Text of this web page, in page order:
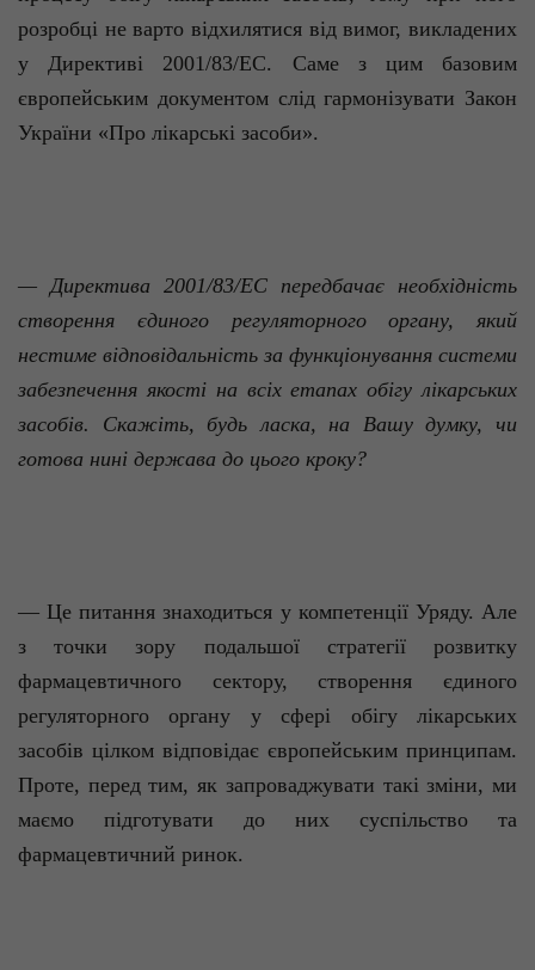
розробці не варто відхилятися від вимог, викладених
у Директиві 2001/83/ЕС. Саме з цим базовим
європейським документом слід гармонізувати Закон
України «Про лікарські засоби».
— Директива 2001/83/ЕС передбачає необхідність
створення єдиного регуляторного органу, який
нестиме відповідальність за функціонування системи
забезпечення якості на всіх етапах обігу лікарських
засобів. Скажіть, будь ласка, на Вашу думку, чи
готова нині держава до цього кроку?
— Це питання знаходиться у компетенції Уряду. Але
з точки зору подальшої стратегії розвитку
фармацевтичного сектору, створення єдиного
регуляторного органу у сфері обігу лікарських
засобів цілком відповідає європейським принципам.
Проте, перед тим, як запроваджувати такі зміни, ми
маємо підготувати до них суспільство та
фармацевтичний ринок.